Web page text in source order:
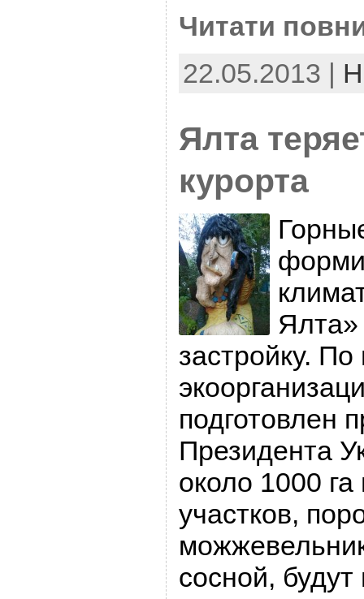
Читати
22.05.2013 |
Ялта
курорта
Ялта»
застройку.
подготовлен
Президента
около 1000
участков,
сосной,